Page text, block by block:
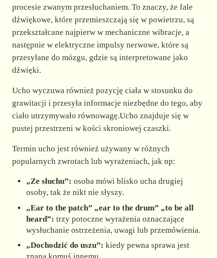
procesie zwanym przesłuchaniem. To znaczy, że fale
dźwiękowe, które przemieszczają się w powietrzu, są
przekształcane najpierw w mechaniczne wibracje, a
następnie w elektryczne impulsy nerwowe, które są
przesyłane do mózgu, gdzie są interpretowane jako
dźwięki.
Ucho wyczuwa również pozycję ciała w stosunku do
grawitacji i przesyła informacje niezbędne do tego, aby
ciało utrzymywało równowagę.Ucho znajduje się w
pustej przestrzeni w kości skroniowej czaszki.
Termin ucho jest również używany w różnych
popularnych zwrotach lub wyrażeniach, jak np:
„Ze słuchu”: osoba mówi blisko ucha drugiej
osoby, tak że nikt nie słyszy.
„Ear to the patch” „ear to the drum” „to be all
heard”: trzy potoczne wyrażenia oznaczające
wysłuchanie ostrzeżenia, uwagi lub przemówienia.
„Dochodzić do uszu”: kiedy pewna sprawa jest